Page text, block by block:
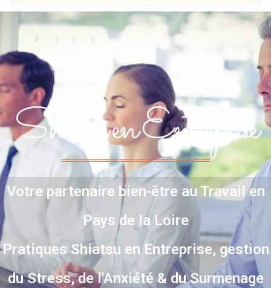
Shiatsu en Entreprise
Votre partenaire bien-être au Travail en
Pays de la Loire
Pratiques Shiatsu en Entreprise, gestion
du Stress, de l'Anxiété & du Surmenage